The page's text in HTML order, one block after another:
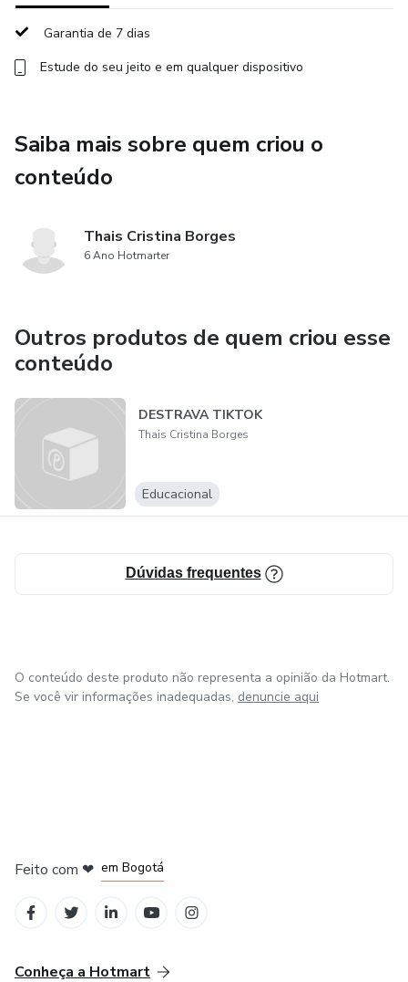
Garantia de 7 dias
Estude do seu jeito e em qualquer dispositivo
Saiba mais sobre quem criou o
conteúdo
Thais Cristina Borges
6 Ano Hotmarter
Outros produtos de quem criou esse
conteúdo
DESTRAVA TIKTOK
Thais Cristina Borges
Educacional
Dúvidas frequentes
O conteúdo deste produto não representa a opinião da Hotmart.
Se você vir informações inadequadas, denuncie aqui
Feito com ❤ em Bogotá
Conheça a Hotmart